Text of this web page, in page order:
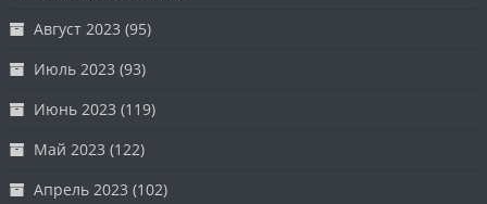
Август 2023 (95)
Июль 2023 (93)
Июнь 2023 (119)
Май 2023 (122)
Апрель 2023 (102)